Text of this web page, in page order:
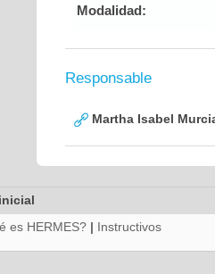
Modalidad:
Responsable
Martha Isabel
es HERMES? | Instructivos